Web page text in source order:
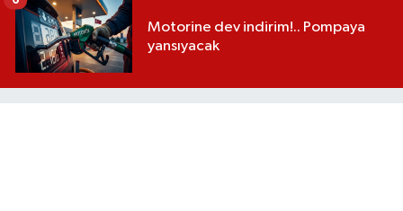
Motorine dev indirim!.. Pompaya
yansıyacak